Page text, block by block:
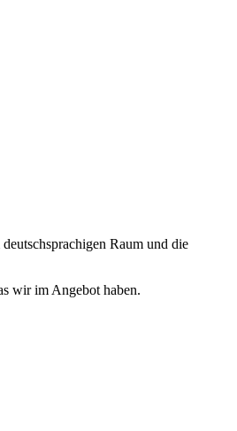
Raum und die
wir im Angebot haben.